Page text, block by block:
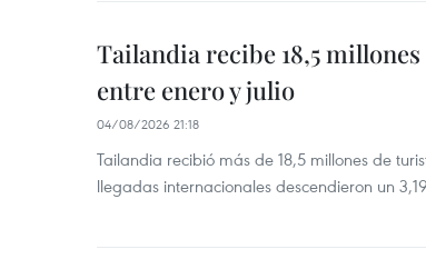
Tailandia recibe 18,5
entre enero y julio
04/08/2026 21:18
Tailandia recibió más de 18,5 millones de
llegadas internacionales descendieron un